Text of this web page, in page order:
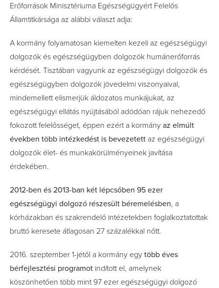
Erőforrások Minisztériuma Egészségügyért Felelős
Államtitkársága az alábbi választ adja:
A kormány folyamatosan kiemelten kezeli az egészségügyi
dolgozók és egészségügyben dolgozók humánerőforrás
kérdését. Tisztában vagyunk az egészségügyi dolgozók és
egészségügyben dolgozók jövedelmi viszonyaival,
mindemellett elismerjük áldozatos munkájukat, az
egészségügyi ellátás nyújtásából adódóan rájuk nehezedő
fokozott felelősséget, éppen ezért a kormány az elmúlt
években több intézkedést is bevezetett az egészségügyi
dolgozók élet- és munkakörülményeinek javítása
érdekében.
2012-ben és 2013-ban két lépcsőben 95 ezer
egészségügyi dolgozó részesült béremelésben, a
kórházakban és szakrendelő intézetekben foglalkoztatottak
bruttó keresete átlagosan 27 százalékkal nőtt.
2016. szeptember 1-jétől a kormány egy több éves
bérfejlesztési programot indított el, amelynek
köszönhetően több mint 97 ezer egészségügyi dolgozó